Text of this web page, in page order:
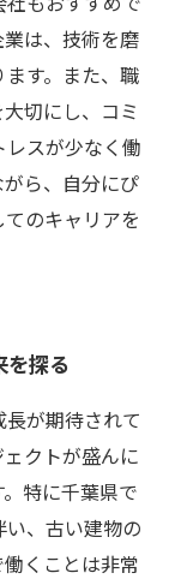
は、技術を磨
す。また、職
切にし、コミ
スが少なく働
ら、自分にぴ
のキャリアを
探る
が期待されて
クトが盛んに
特に千葉県で
、古い建物の
くことは非常